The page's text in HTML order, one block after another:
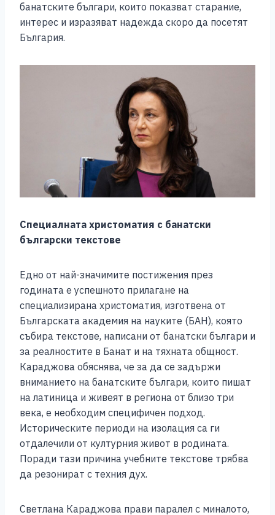
банатските българи, които показват старание,
интерес и изразяват надежда скоро да посетят
България.
Специалната христоматия с банатски
български текстове
Едно от най-значимите постижения през
годината е успешното прилагане на
специализирана христоматия, изготвена от
Българската академия на науките (БАН), която
събира текстове, написани от банатски българи и
за реалностите в Банат и на тяхната общност.
Караджова обяснява, че за да се задържи
вниманието на банатските българи, които пишат
на латиница и живеят в региона от близо три
века, е необходим специфичен подход.
Историческите периоди на изолация са ги
отдалечили от културния живот в родината.
Поради тази причина учебните текстове трябва
да резонират с техния дух.
Светлана Караджова прави паралел с миналото,